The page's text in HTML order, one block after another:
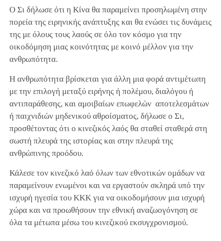
Ο Σι δήλωσε ότι η Κίνα θα παραμείνει προσηλωμένη στην
πορεία της ειρηνικής ανάπτυξης και θα ενώσει τις δυνάμεις
της με όλους τους λαούς σε όλο τον κόσμο για την
οικοδόμηση μιας κοινότητας με κοινό μέλλον για την
ανθρωπότητα.
Η ανθρωπότητα βρίσκεται για άλλη μια φορά αντιμέτωπη
με την επιλογή μεταξύ ειρήνης ή πολέμου, διαλόγου ή
αντιπαράθεσης, και αμοιβαίων επωφελών αποτελεσμάτων
ή παιχνιδιών μηδενικού αθροίσματος, δήλωσε ο Σι,
προσθέτοντας ότι ο κινεζικός λαός θα σταθεί σταθερά στη
σωστή πλευρά της ιστορίας και στην πλευρά της
ανθρώπινης προόδου.
Κάλεσε τον κινεζικό λαό όλων των εθνοτικών ομάδων να
παραμείνουν ενωμένοι και να εργαστούν σκληρά υπό την
ισχυρή ηγεσία του ΚΚΚ για να οικοδομήσουν μια ισχυρή
χώρα και να προωθήσουν την εθνική αναζωογόνηση σε
όλα τα μέτωπα μέσω του κινεζικού εκσυγχρονισμού.